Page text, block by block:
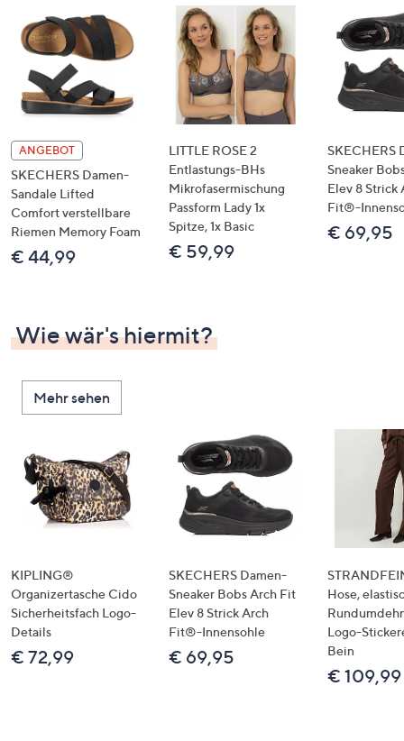
ANGEBOT
SKECHERS Damen-
Sandale Lifted
Comfort verstellbare
Riemen Memory Foam
€ 44,99
LITTLE ROSE 2
Entlastungs-BHs
Mikrofasermischung
Passform Lady 1x
Spitze, 1x Basic
€ 59,99
SKECHERS
Sneaker
Elev 8 Strick
Fit®-
€ 69,95
Wie wär's hiermit?
Mehr sehen
KIPLING®
Organizertasche Cido
Sicherheitsfach Logo-
Details
€ 72,99
SKECHERS Damen-
Sneaker Bobs Arch Fit
Elev 8 Strick Arch
Fit®-Innensohle
€ 69,95
Hose,
Logo-
Bein
€ 109,99